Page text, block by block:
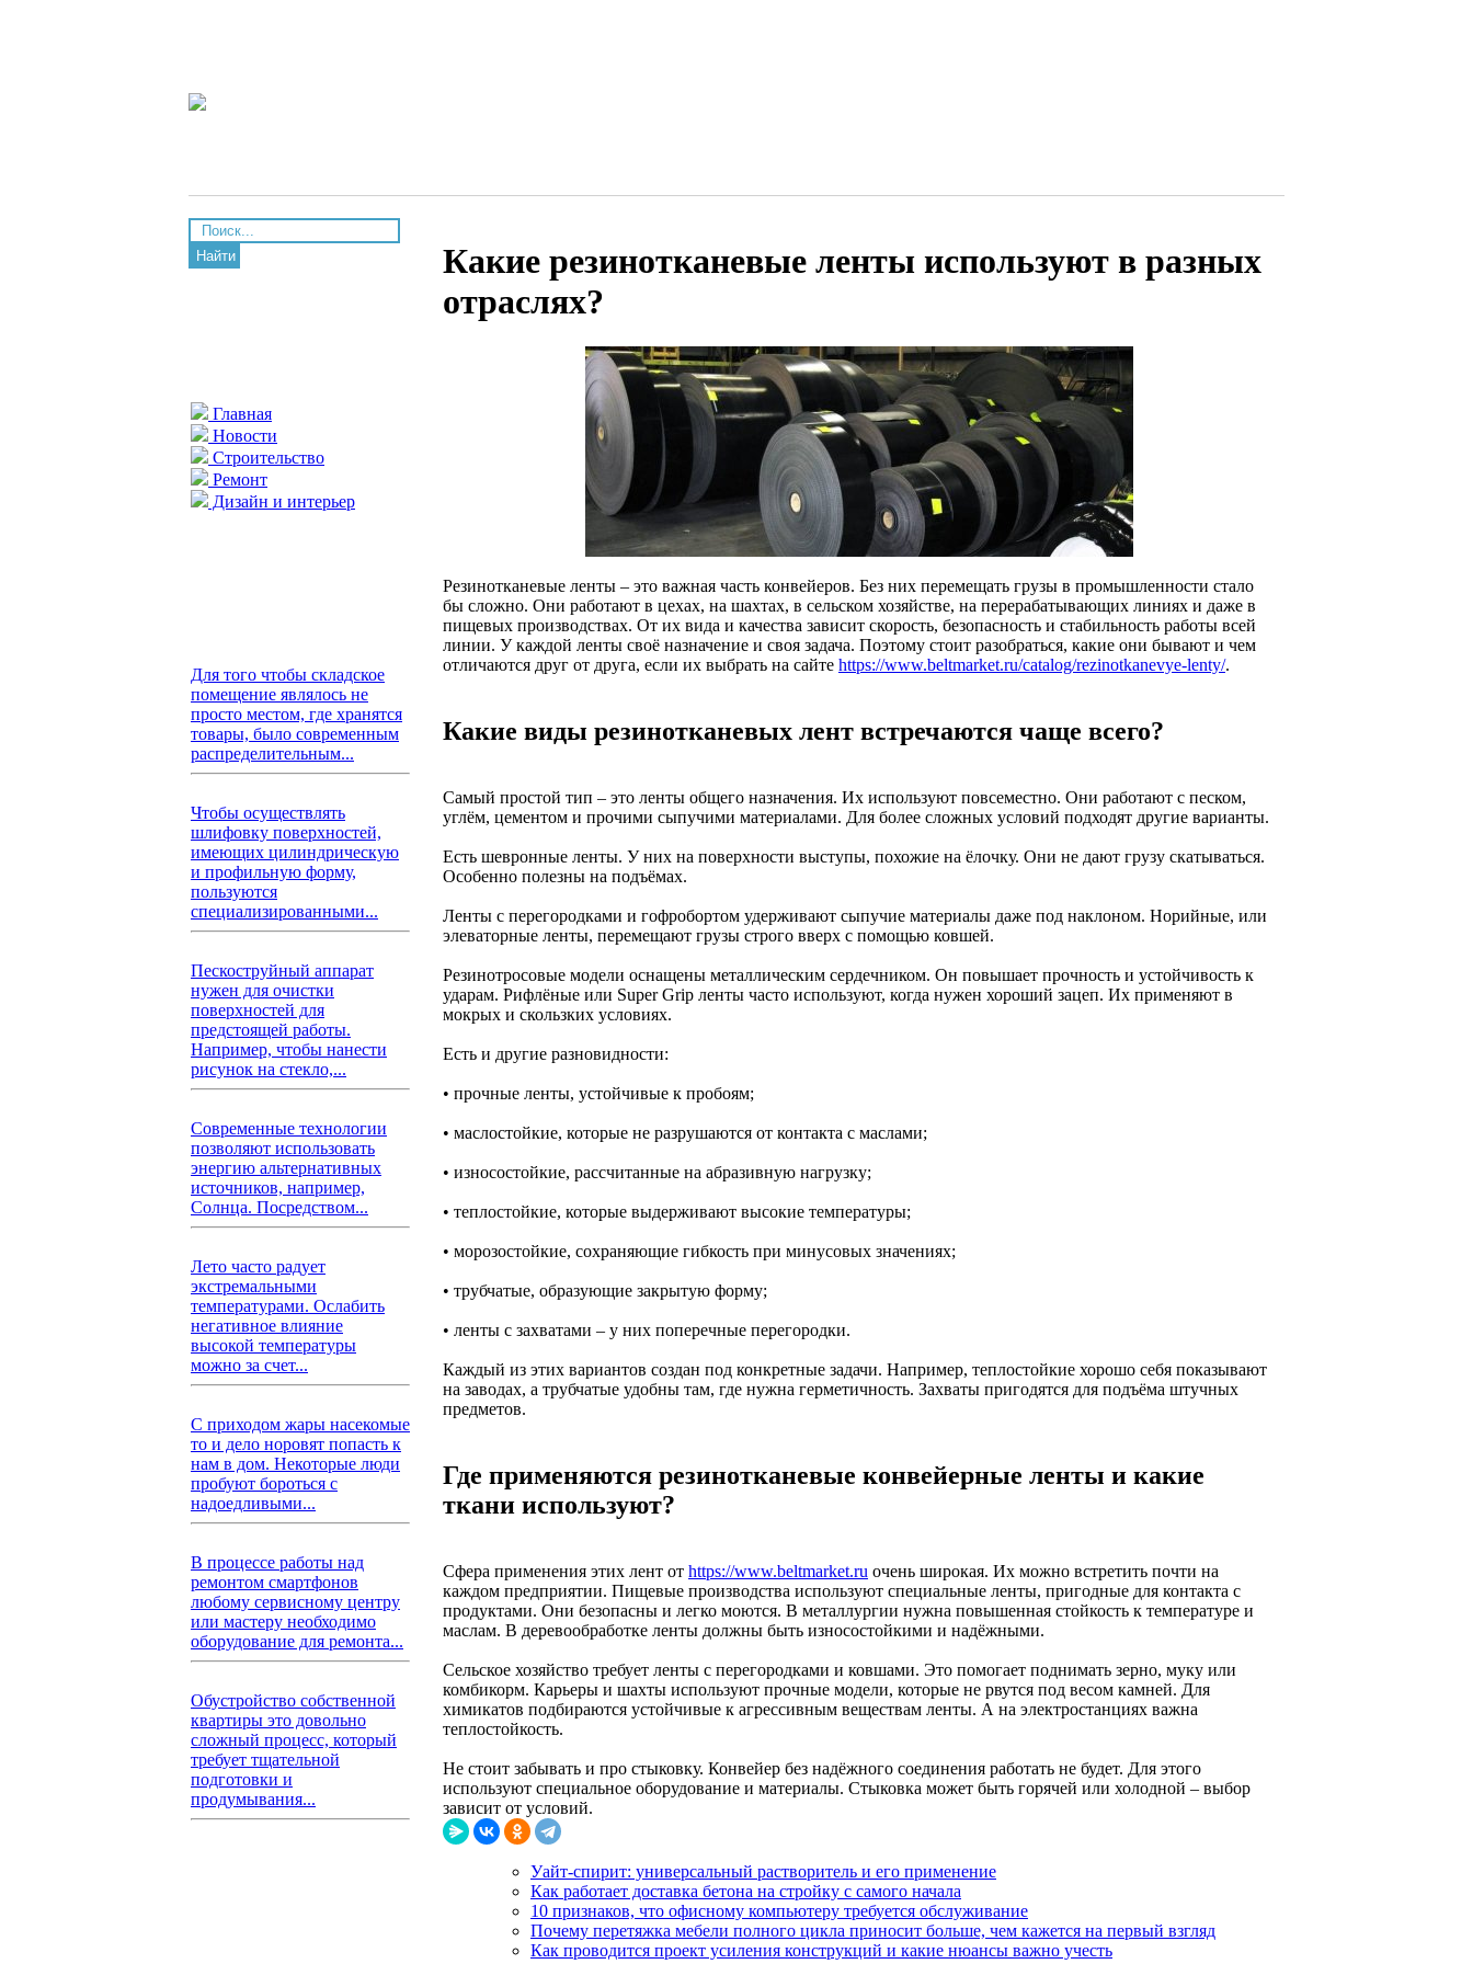
Найти
Главная
Новости
Строительство
Ремонт
Дизайн и интерьер
Для того чтобы складское
помещение являлось не
просто местом, где хранятся
товары, было современным
распределительным...
Чтобы осуществлять
шлифовку поверхностей,
имеющих цилиндрическую
и профильную форму,
пользуются
специализированными...
Пескоструйный аппарат
нужен для очистки
поверхностей для
предстоящей работы.
Например, чтобы нанести
рисунок на стекло,...
Современные технологии
позволяют использовать
энергию альтернативных
источников, например,
Солнца. Посредством...
Лето часто радует
экстремальными
температурами. Ослабить
негативное влияние
высокой температуры
можно за счет...
С приходом жары насекомые
то и дело норовят попасть к
нам в дом. Некоторые люди
пробуют бороться с
надоедливыми...
В процессе работы над
ремонтом смартфонов
любому сервисному центру
или мастеру необходимо
оборудование для ремонта...
Обустройство собственной
квартиры это довольно
сложный процесс, который
требует тщательной
подготовки и
продумывания...
Какие резинотканевые ленты используют в разных
отраслях?
Резинотканевые ленты – это важная часть конвейеров. Без них перемещать грузы в промышленности стало
бы сложно. Они работают в цехах, на шахтах, в сельском хозяйстве, на перерабатывающих линиях и даже в
пищевых производствах. От их вида и качества зависит скорость, безопасность и стабильность работы всей
линии. У каждой ленты своё назначение и своя задача. Поэтому стоит разобраться, какие они бывают и чем
отличаются друг от друга, если их выбрать на сайте https://www.beltmarket.ru/catalog/rezinotkanevye-lenty/.
Какие виды резинотканевых лент встречаются чаще всего?
Самый простой тип – это ленты общего назначения. Их используют повсеместно. Они работают с песком,
углём, цементом и прочими сыпучими материалами. Для более сложных условий подходят другие варианты.
Есть шевронные ленты. У них на поверхности выступы, похожие на ёлочку. Они не дают грузу скатываться.
Особенно полезны на подъёмах.
Ленты с перегородками и гофробортом удерживают сыпучие материалы даже под наклоном. Норийные, или
элеваторные ленты, перемещают грузы строго вверх с помощью ковшей.
Резинотросовые модели оснащены металлическим сердечником. Он повышает прочность и устойчивость к
ударам. Рифлёные или Super Grip ленты часто используют, когда нужен хороший зацеп. Их применяют в
мокрых и скользких условиях.
Есть и другие разновидности:
• прочные ленты, устойчивые к пробоям;
• маслостойкие, которые не разрушаются от контакта с маслами;
• износостойкие, рассчитанные на абразивную нагрузку;
• теплостойкие, которые выдерживают высокие температуры;
• морозостойкие, сохраняющие гибкость при минусовых значениях;
• трубчатые, образующие закрытую форму;
• ленты с захватами – у них поперечные перегородки.
Каждый из этих вариантов создан под конкретные задачи. Например, теплостойкие хорошо себя показывают
на заводах, а трубчатые удобны там, где нужна герметичность. Захваты пригодятся для подъёма штучных
предметов.
Где применяются резинотканевые конвейерные ленты и какие
ткани используют?
Сфера применения этих лент от https://www.beltmarket.ru очень широкая. Их можно встретить почти на
каждом предприятии. Пищевые производства используют специальные ленты, пригодные для контакта с
продуктами. Они безопасны и легко моются. В металлургии нужна повышенная стойкость к температуре и
маслам. В деревообработке ленты должны быть износостойкими и надёжными.
Сельское хозяйство требует ленты с перегородками и ковшами. Это помогает поднимать зерно, муку или
комбикорм. Карьеры и шахты используют прочные модели, которые не рвутся под весом камней. Для
химикатов подбираются устойчивые к агрессивным веществам ленты. А на электростанциях важна
теплостойкость.
Не стоит забывать и про стыковку. Конвейер без надёжного соединения работать не будет. Для этого
используют специальное оборудование и материалы. Стыковка может быть горячей или холодной – выбор
зависит от условий.
Уайт-спирит: универсальный растворитель и его применение
Как работает доставка бетона на стройку с самого начала
10 признаков, что офисному компьютеру требуется обслуживание
Почему перетяжка мебели полного цикла приносит больше, чем кажется на первый взгляд
Как проводится проект усиления конструкций и какие нюансы важно учесть